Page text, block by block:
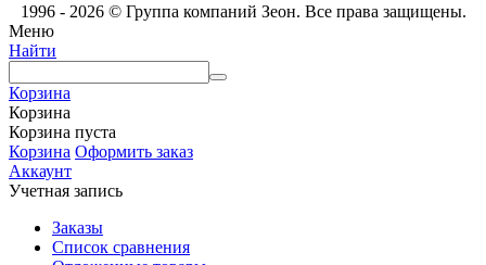
1996 - 2026 © Группа компаний Зеон. Все права защищены.
Меню
Найти
Корзина
Корзина
Корзина пуста
Корзина Оформить заказ
Аккаунт
Учетная запись
Заказы
Список сравнения